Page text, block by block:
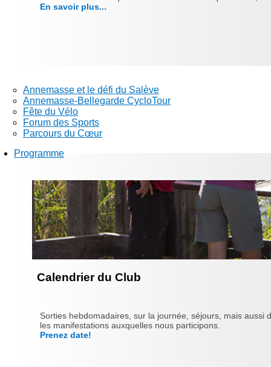
En savoir plus...
Annemasse et le défi du Salève
Annemasse-Bellegarde CycloTour
Fête du Vélo
Forum des Sports
Parcours du Cœur
Programme
Calendrier du Club
Sorties hebdomadaires, sur la journée, séjours, mais
les manifestations auxquelles nous participons.
Prenez date!